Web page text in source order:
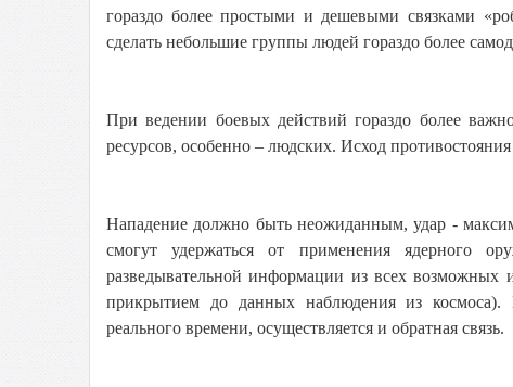
гораздо более простыми и дешевыми связками
сделать небольшие группы людей гораздо более
При ведении боевых действий гораздо более
ресурсов, особенно – людских. Исход
Нападение должно быть неожиданным, удар -
смогут удержаться от применения ядерного
разведывательной информации из всех возможных
прикрытием до данных наблюдения из космоса).
реального времени, осуществляется и обратная связь.